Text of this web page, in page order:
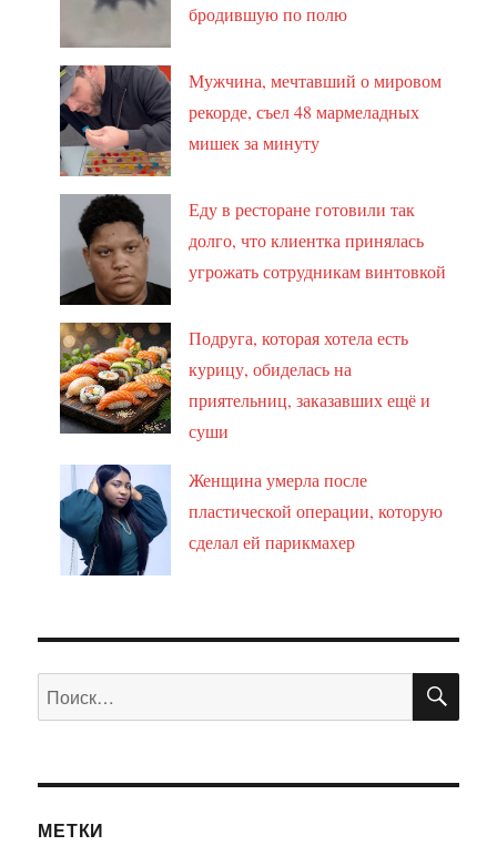
бродившую по полю
Мужчина, мечтавший о мировом
рекорде, съел 48 мармеладных
мишек за минуту
Еду в ресторане готовили так
долго, что клиентка принялась
угрожать сотрудникам винтовкой
Подруга, которая хотела есть
курицу, обиделась на
приятельниц, заказавших ещё и
суши
Женщина умерла после
пластической операции, которую
сделал ей парикмахер
Искать:
МЕТКИ